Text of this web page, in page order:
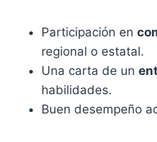
Participación en
regional o estatal.
Una carta de un
habilidades.
Buen desempeño